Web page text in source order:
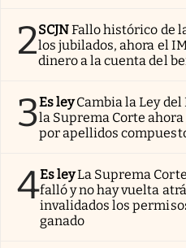
2SCJNFallo histórico de
los jubilados, ahora el
dinero a la cuenta del
3Es ley Cambia la Ley
la Suprema Corte
por apellidos
4Es leyLa Suprema
falló y no hay vuelta
invalidados los
ganado